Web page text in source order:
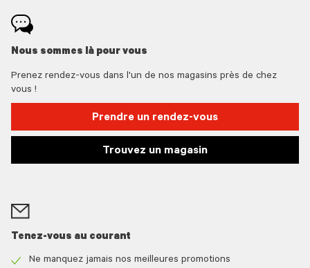
Nous sommes là pour vous
Prenez rendez-vous dans l'un de nos magasins près de chez
vous !
Prendre un rendez-vous
Trouvez un magasin
Tenez-vous au courant
Ne manquez jamais nos meilleures promotions